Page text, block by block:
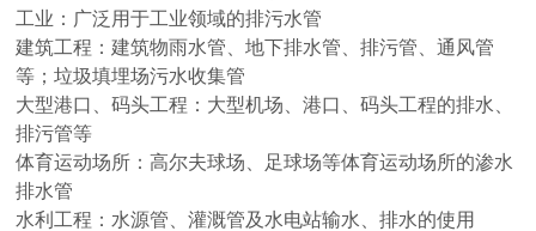
工业：广泛用于工业领域的排污水管
建筑工程：建筑物雨水管、地下排水管、排污管、通风管
等；垃圾填埋场污水收集管
大型港口、码头工程：大型机场、港口、码头工程的排水、
排污管等
体育运动场所：高尔夫球场、足球场等体育运动场所的渗水
排水管
水利工程：水源管、灌溉管及水电站输水、排水的使用